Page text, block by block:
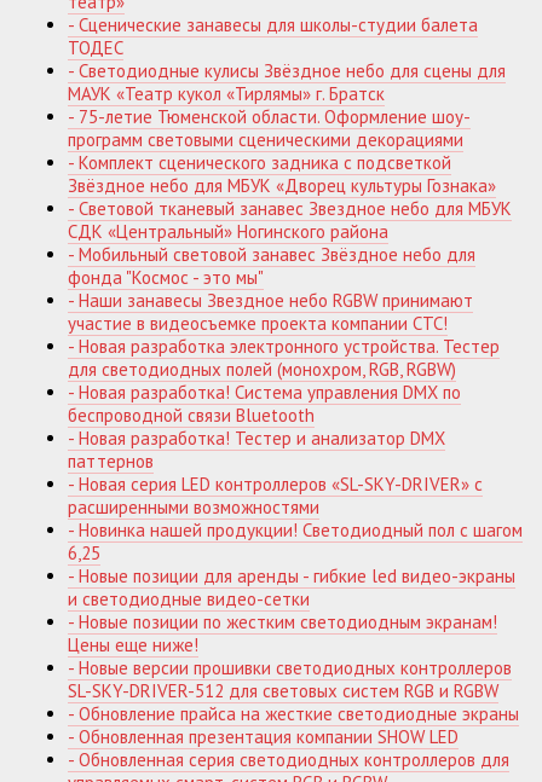
- Сценические занавесы для школы-студии балета
ТОДЕС
- Светодиодные кулисы Звёздное небо для сцены для
МАУК «Театр кукол «Тирлямы» г. Братск
- 75-летие Тюменской области. Оформление шоу-
программ световыми сценическими декорациями
- Комплект сценического задника с подсветкой
Звёздное небо для МБУК «Дворец культуры Гознака»
- Световой тканевый занавес Звездное небо для МБУК
СДК «Центральный» Ногинского района
- Мобильный световой занавес Звёздное небо для
фонда "Космос - это мы"
- Наши занавесы Звездное небо RGBW принимают
участие в видеосъемке проекта компании СТС!
- Новая разработка электронного устройства. Тестер
для светодиодных полей (монохром, RGB, RGBW)
- Новая разработка! Система управления DMX по
беспроводной связи Bluetooth
- Новая разработка! Тестер и анализатор DMX
паттернов
- Новая серия LED контроллеров «SL-SKY-DRIVER» с
расширенными возможностями
- Новинка нашей продукции! Светодиодный пол с шагом
6,25
- Новые позиции для аренды - гибкие led видео-экраны
и светодиодные видео-сетки
- Новые позиции по жестким светодиодным экранам!
Цены еще ниже!
- Новые версии прошивки светодиодных контроллеров
SL-SKY-DRIVER-512 для световых систем RGB и RGBW
- Обновление прайса на жесткие светодиодные экраны
- Обновленная презентация компании SHOW LED
- Обновленная серия светодиодных контроллеров для